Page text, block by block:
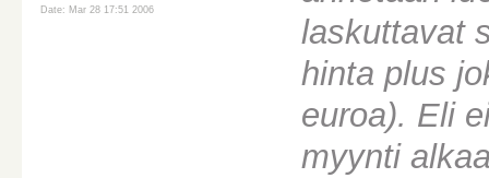
Date: Mar 28 17:51 2006
laskuttavat
hinta plus
euroa). Eli
myynti